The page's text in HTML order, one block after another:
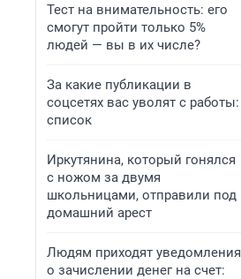
Тест на внимательность: его
смогут пройти только 5%
людей — вы в их числе?
За какие публикации в
соцсетях вас уволят с работы:
список
Иркутянина, который гонялся
с ножом за двумя
школьницами, отправили под
домашний арест
Людям приходят уведомления
о зачислении денег на счет: